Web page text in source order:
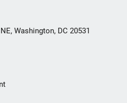
Washington, DC 20531